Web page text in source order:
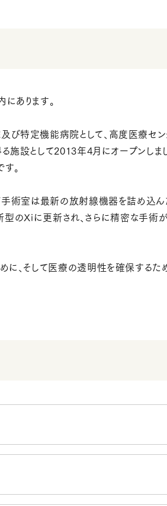
あります。
特定機能病院として、高度医療セン
施設として2013年4月にオープンし
。
手術室は最新の放射線機器を詰め
新型のXiに更新され、さらに精密な
に、そして医療の透明性を確保する